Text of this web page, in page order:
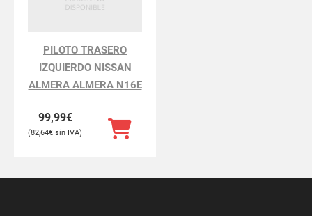
PILOTO TRASERO
IZQUIERDO NISSAN
ALMERA ALMERA N16E
99,99€
82,64€